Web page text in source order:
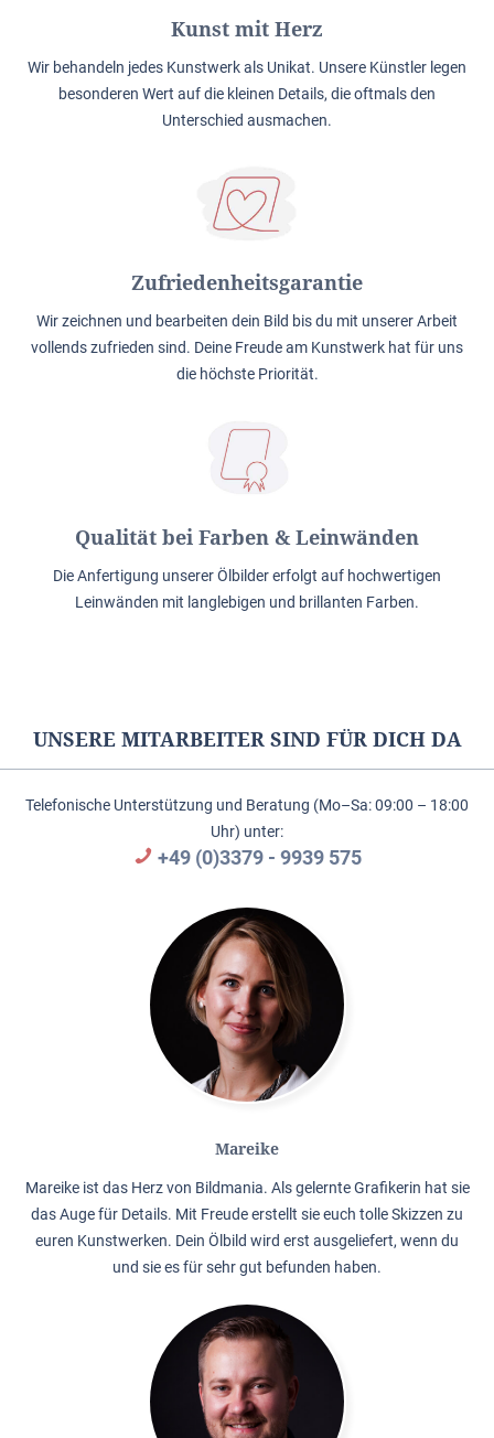
Kunst mit Herz
Wir behandeln jedes Kunstwerk als Unikat. Unsere Künstler legen
besonderen Wert auf die kleinen Details, die oftmals den
Unterschied ausmachen.
Zufriedenheitsgarantie
Wir zeichnen und bearbeiten dein Bild bis du mit unserer Arbeit
vollends zufrieden sind. Deine Freude am Kunstwerk hat für uns
die höchste Priorität.
Qualität bei Farben & Leinwänden
Die Anfertigung unserer Ölbilder erfolgt auf hochwertigen
Leinwänden mit langlebigen und brillanten Farben.
UNSERE MITARBEITER SIND FÜR DICH DA
Telefonische Unterstützung und Beratung (Mo–Sa: 09:00 – 18:00
Uhr) unter:
+49 (0)3379 - 9939 575
Mareike
Mareike ist das Herz von Bildmania. Als gelernte Grafikerin hat sie
das Auge für Details. Mit Freude erstellt sie euch tolle Skizzen zu
euren Kunstwerken. Dein Ölbild wird erst ausgeliefert, wenn du
und sie es für sehr gut befunden haben.